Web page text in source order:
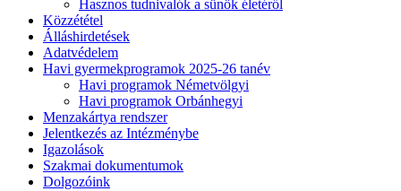
Hasznos tudnivalók a sünök életéről
Közzététel
Álláshirdetések
Adatvédelem
Havi gyermekprogramok 2025-26 tanév
Havi programok Németvölgyi
Havi programok Orbánhegyi
Menzakártya rendszer
Jelentkezés az Intézménybe
Igazolások
Szakmai dokumentumok
Dolgozóink